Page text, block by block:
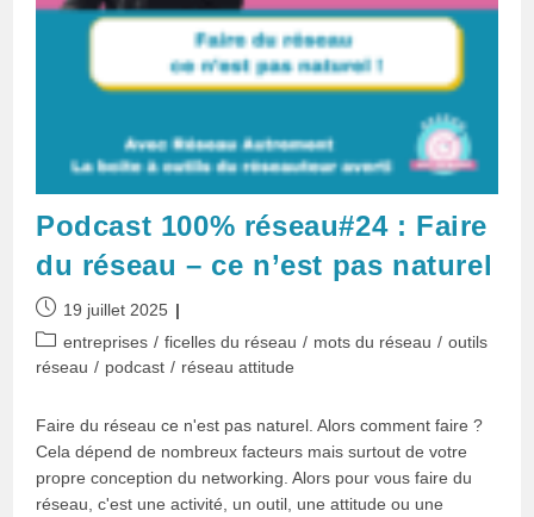
Podcast 100% réseau#24 : Faire
du réseau – ce n’est pas naturel
Publication
publiée :
19 juillet 2025
Post
category:
entreprises / ficelles du réseau / mots du réseau / outils
réseau / podcast / réseau attitude
Faire du réseau ce n'est pas naturel. Alors comment faire ?
Cela dépend de nombreux facteurs mais surtout de votre
propre conception du networking. Alors pour vous faire du
réseau, c'est une activité, un outil, une attitude ou une